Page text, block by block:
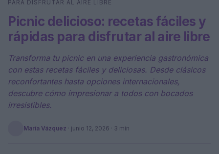
PARA DISFRUTAR AL AIRE LIBRE
Picnic delicioso: recetas fáciles y
rápidas para disfrutar al aire libre
Transforma tu picnic en una experiencia gastronómica
con estas recetas fáciles y deliciosas. Desde clásicos
reconfortantes hasta opciones internacionales,
descubre cómo impresionar a todos con bocados
irresistibles.
María Vázquez · junio 12, 2026 · 3 min